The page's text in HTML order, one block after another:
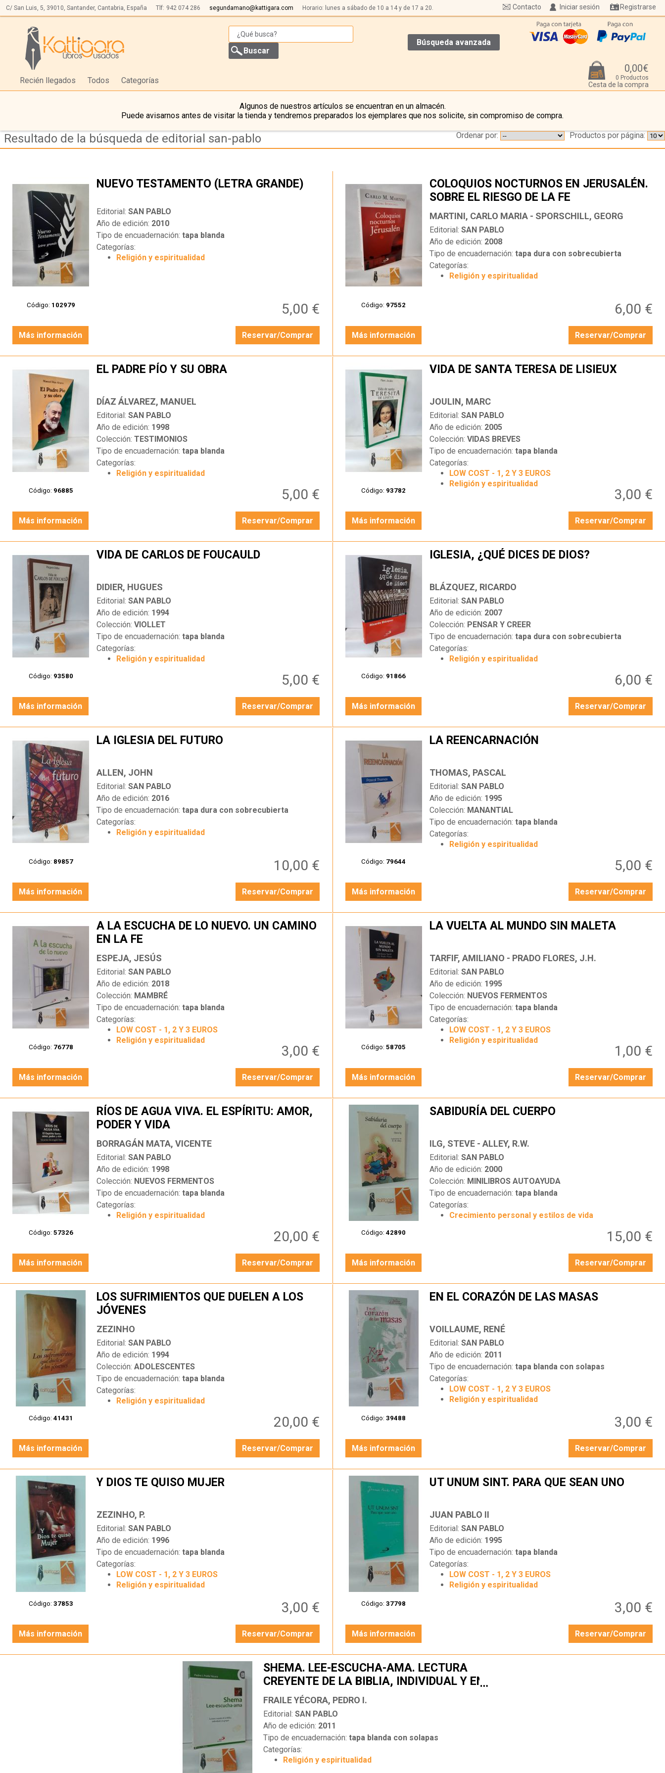
C/ San Luis, 5, 39010, Santander, Cantabria, España Tlf: 942 074 286 segundamano@kattigara.com Horario: lunes a sábado de 10 a 14 y de 17 a 20. Iniciar sesión Registrarse
Contacto
Búsqueda avanzada
Recién llegados Todos Categorías
0,00€
0 Productos
Cesta de la compra
Algunos de nuestros artículos se encuentran en un almacén.
Puede avisarnos antes de visitar la tienda y tendremos preparados los ejemplares que nos solicite, sin compromiso de compra.
Resultado de la búsqueda de editorial san-pablo Productos por página:
Ordenar por:
Código: 102979
NUEVO TESTAMENTO (LETRA GRANDE)
Editorial:SAN PABLO
Año de edición: 2010
Tipo de encuadernación:tapa blanda
Categorías:
Religión y espiritualidad
5,00 €
Más información Reservar/Comprar
Código: 97552
COLOQUIOS NOCTURNOS EN JERUSALÉN.
SOBRE EL RIESGO DE LA FE
MARTINI, CARLO MARIA - SPORSCHILL, GEORG
Editorial: SAN PABLO
Año de edición: 2008
Tipo de encuadernación: tapa dura con sobrecubierta
Categorías:
Religión y espiritualidad
6,00 €
Más información Reservar/Comprar
Código: 96885
EL PADRE PÍO Y SU OBRA
DÍAZ ÁLVAREZ, MANUEL
Editorial:SAN PABLO
Año de edición: 1998
Colección:TESTIMONIOS
Tipo de encuadernación:tapa blanda
Categorías:
Religión y espiritualidad
5,00 €
Más información Reservar/Comprar
Código: 93782
VIDA DE SANTA TERESA DE LISIEUX
JOULIN, MARC
Editorial: SAN PABLO
Año de edición: 2005
Colección: VIDAS BREVES
Tipo de encuadernación: tapa blanda
Categorías:
LOW COST - 1, 2 Y 3 EUROS
Religión y espiritualidad
3,00 €
Más información Reservar/Comprar
Código: 93580
VIDA DE CARLOS DE FOUCAULD
DIDIER, HUGUES
Editorial:SAN PABLO
Año de edición: 1994
Colección:VIOLLET
Tipo de encuadernación:tapa blanda
Categorías:
Religión y espiritualidad
5,00 €
Más información Reservar/Comprar
Código: 91866
IGLESIA, ¿QUÉ DICES DE DIOS?
BLÁZQUEZ, RICARDO
Editorial: SAN PABLO
Año de edición: 2007
Colección: PENSAR Y CREER
Tipo de encuadernación: tapa dura con sobrecubierta
Categorías:
Religión y espiritualidad
6,00 €
Más información Reservar/Comprar
Código: 89857
LA IGLESIA DEL FUTURO
ALLEN, JOHN
Editorial:SAN PABLO
Año de edición: 2016
Tipo de encuadernación:tapa dura con sobrecubierta
Categorías:
Religión y espiritualidad
10,00 €
Más información Reservar/Comprar
Código: 79644
LA REENCARNACIÓN
THOMAS, PASCAL
Editorial: SAN PABLO
Año de edición: 1995
Colección: MANANTIAL
Tipo de encuadernación: tapa blanda
Categorías:
Religión y espiritualidad
5,00 €
Más información Reservar/Comprar
Código: 76778
A LA ESCUCHA DE LO NUEVO. UN CAMINO
EN LA FE
ESPEJA, JESÚS
Editorial:SAN PABLO
Año de edición: 2018
Colección: MAMBRÉ
Tipo de encuadernación:tapa blanda
Categorías:
LOW COST - 1, 2 Y 3 EUROS
Religión y espiritualidad
3,00 €
Más información Reservar/Comprar
Código:58705
LA VUELTA AL MUNDO SIN MALETA
TARFIF, AMILIANO - PRADO FLORES, J.H.
Editorial: SAN PABLO
Año de edición: 1995
Colección: NUEVOS FERMENTOS
Tipo de encuadernación: tapa blanda
Categorías:
LOW COST - 1, 2 Y 3 EUROS
Religión y espiritualidad
1,00 €
Más información Reservar/Comprar
Código: 57326
RÍOS DE AGUA VIVA. EL ESPÍRITU: AMOR,
PODER Y VIDA
BORRAGÁN MATA, VICENTE
Editorial:SAN PABLO
Año de edición: 1998
Colección: NUEVOS FERMENTOS
Tipo de encuadernación:tapa blanda
Categorías:
Religión y espiritualidad
20,00 €
Más información Reservar/Comprar
Código:42890
SABIDURÍA DEL CUERPO
ILG, STEVE - ALLEY, R.W.
Editorial: SAN PABLO
Año de edición: 2000
Colección: MINILIBROS AUTOAYUDA
Tipo de encuadernación: tapa blanda
Categorías:
Crecimiento personal y estilos de vida
15,00 €
Más información Reservar/Comprar
Código: 41431
LOS SUFRIMIENTOS QUE DUELEN A LOS
JÓVENES
ZEZINHO
Editorial:SAN PABLO
Año de edición: 1994
Colección:ADOLESCENTES
Tipo de encuadernación:tapa blanda
Categorías:
Religión y espiritualidad
20,00 €
Más información Reservar/Comprar
Código:39488
EN EL CORAZÓN DE LAS MASAS
VOILLAUME, RENÉ
Editorial: SAN PABLO
Año de edición: 2011
Tipo de encuadernación: tapa blanda con solapas
Categorías:
LOW COST - 1, 2 Y 3 EUROS
Religión y espiritualidad
3,00 €
Más información Reservar/Comprar
Código: 37853
Y DIOS TE QUISO MUJER
ZEZINHO, P.
Editorial:SAN PABLO
Año de edición: 1996
Tipo de encuadernación:tapa blanda
Categorías:
LOW COST - 1, 2 Y 3 EUROS
Religión y espiritualidad
3,00 €
Más información Reservar/Comprar
Código:37798
UT UNUM SINT. PARA QUE SEAN UNO
JUAN PABLO II
Editorial: SAN PABLO
Año de edición: 1995
Tipo de encuadernación: tapa blanda
Categorías:
LOW COST - 1, 2 Y 3 EUROS
Religión y espiritualidad
3,00 €
Más información Reservar/Comprar
SHEMA. LEE-ESCUCHA-AMA. LECTURA
CREYENTE DE LA BIBLIA, INDIVIDUAL Y EN
GRUPOS
…
FRAILE YÉCORA, PEDRO I.
Editorial: SAN PABLO
Año de edición: 2011
Tipo de encuadernación: tapa blanda con solapas
Categorías:
Religión y espiritualidad